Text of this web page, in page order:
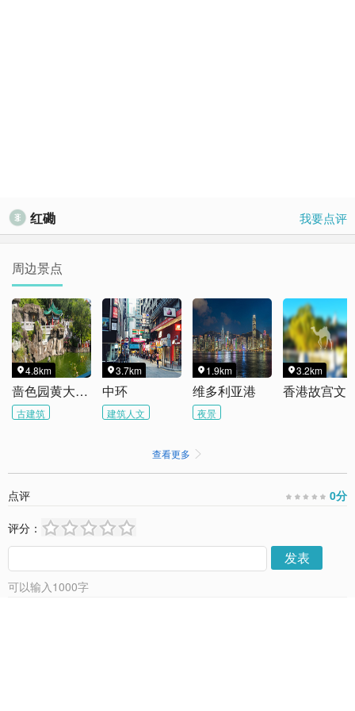
红磡 我要点评
周边景点
4.8km
啬色园黄大仙祠
古建筑
3.7km
中环
建筑人文
 1.9km
维多利亚港
夜景
3.2km
查看更多 
点评 0分
评分：
发表
可以输入1000字